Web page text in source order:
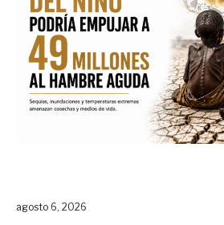
agosto 6, 2026